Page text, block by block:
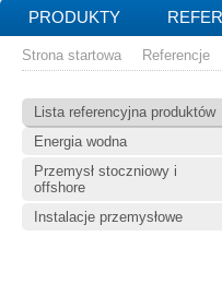
PRODUKTY
Strona startowa Referencje
Lista referencyjna produktów
Energia wodna
Przemysł stoczniowy i
offshore
Instalacje przemysłowe